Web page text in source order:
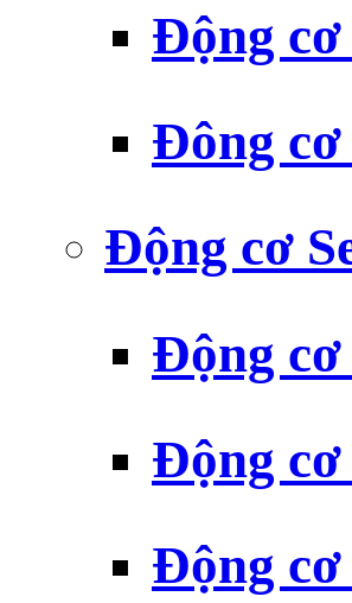
Động
Đông
Động cơ
Động cơ
Động cơ
Động cơ